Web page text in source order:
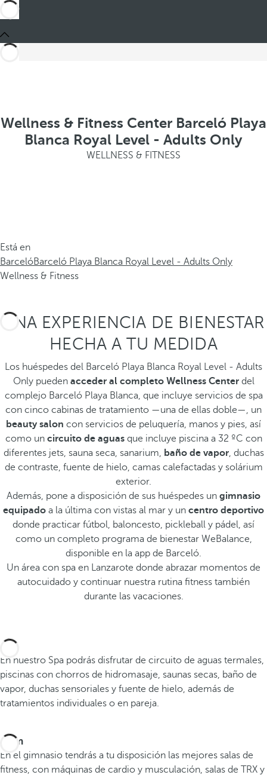
Wellness & Fitness Center Barceló Playa
Blanca Royal Level - Adults Only
WELLNESS & FITNESS
Está en
BarcelóBarceló Playa Blanca Royal Level - Adults Only
Wellness & Fitness
UNA EXPERIENCIA DE BIENESTAR
HECHA A TU MEDIDA
Los huéspedes del Barceló Playa Blanca Royal Level - Adults
Only pueden acceder al completo Wellness Centerdel
complejo Barceló Playa Blanca, que incluye servicios de spa
con cinco cabinas de tratamiento —una de ellas doble—, un
beauty salon con servicios de peluquería, manos y pies, así
como un circuito de aguasque incluye piscina a 32 ºC con
diferentes jets, sauna seca, sanarium, baño de vapor, duchas
de contraste, fuente de hielo, camas calefactadas y solárium
exterior.
Además, pone a disposición de sus huéspedes un gimnasio
equipado a la última con vistas al mar y un centro deportivo
donde practicar fútbol, baloncesto, pickleball y pádel, así
como un completo programa de bienestar WeBalance,
disponible en la app de Barceló.
Un área con spa en Lanzarote donde abrazar momentos de
autocuidado y continuar nuestra rutina fitness también
durante las vacaciones.
Spa
En nuestro Spa podrás disfrutar de circuito de aguas termales,
piscinas con chorros de hidromasaje, saunas secas, baño de
vapor, duchas sensoriales y fuente de hielo, además de
tratamientos individuales o en pareja.
Gym
En el gimnasio tendrás a tu disposición las mejores salas de
fitness, con máquinas de cardio y musculación, salas de TRX y